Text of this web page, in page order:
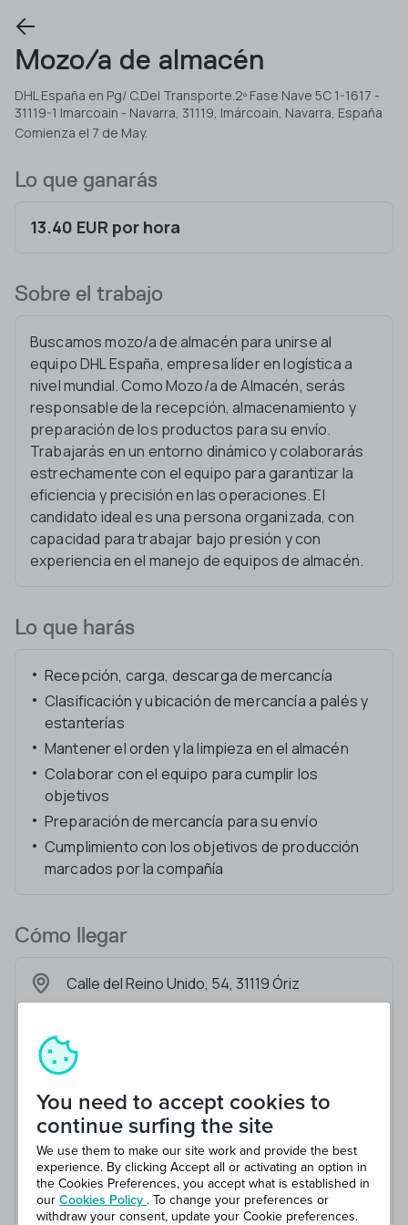
Mozo/a de almacén
DHL España en Pg/ C.Del Transporte.2º Fase Nave 5C 1-1617 -
31119-1 Imarcoain - Navarra, 31119, Imárcoain, Navarra, España
Comienza el 7 de May.
Lo que ganarás
13.40 EUR por hora
Sobre el trabajo
Buscamos mozo/a de almacén para unirse al
equipo DHL España, empresa líder en logística a
nivel mundial. Como Mozo/a de Almacén, serás
responsable de la recepción, almacenamiento y
preparación de los productos para su envío.
Trabajarás en un entorno dinámico y colaborarás
estrechamente con el equipo para garantizar la
eficiencia y precisión en las operaciones. El
candidato ideal es una persona organizada, con
capacidad para trabajar bajo presión y con
experiencia en el manejo de equipos de almacén.
Lo que harás
Recepción, carga, descarga de mercancía
Clasificación y ubicación de mercancía a palés y
estanterías
Mantener el orden y la limpieza en el almacén
Colaborar con el equipo para cumplir los
objetivos
Preparación de mercancía para su envío
Cumplimiento con los objetivos de producción
marcados por la compañía
Cómo llegar
Calle del Reino Unido, 54, 31119 Óriz
You need to accept cookies to
continue surfing the site
We use them to make our site work and provide the best
experience. By clicking Accept all or activating an option in
the Cookies Preferences, you accept what is established in
our Cookies Policy . To change your preferences or
withdraw your consent, update your Cookie preferences.